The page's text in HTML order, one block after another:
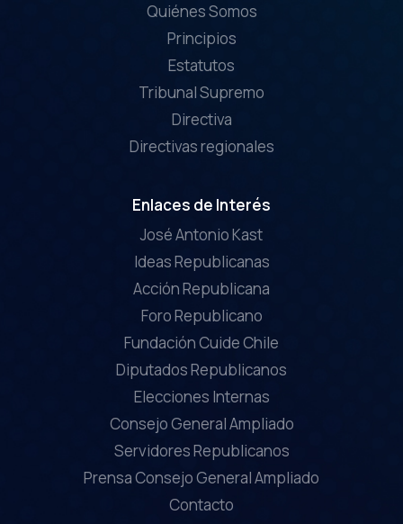
Quiénes Somos
Principios
Estatutos
Tribunal Supremo
Directiva
Directivas regionales
Enlaces de Interés
José Antonio Kast
Ideas Republicanas
Acción Republicana
Foro Republicano
Fundación Cuide Chile
Diputados Republicanos
Elecciones Internas
Consejo General Ampliado
Servidores Republicanos
Prensa Consejo General Ampliado
Contacto